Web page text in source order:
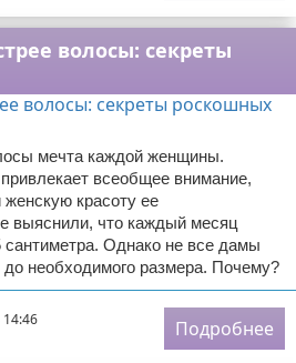
волосы: секреты
мечта каждой женщины.
всеобщее внимание,
женскую красоту ее
выяснили, что каждый месяц
сантиметра. Однако не все дамы
необходимого размера. Почему?
14:46
Подробнее